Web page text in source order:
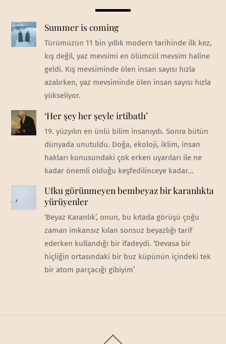
Summer is coming
Türümüzün 11 bin yıllık modern tarihinde ilk kez,
kış değil, yaz mevsimi en ölümcül mevsim haline
geldi. Kış mevsiminde ölen insan sayısı hızla
azalırken, yaz mevsiminde ölen insan sayısı hızla
yükseliyor.
‘Her şey her şeyle irtibatlı’
19. yüzyılın en ünlü bilim insanıydı. Sonra bütün
dünyada unutuldu. Doğa, ekoloji, iklim, insan
hakları konusundaki çok erken uyarıları ile ne
kadar önemli olduğu keşfedilinceye kadar...
Ufku görünmeyen bembeyaz bir karanlıkta
yürüyenler
‘Beyaz Karanlık’, onun, bu kıtada görüşü çoğu
zaman imkansız kılan sonsuz beyazlığı tarif
ederken kullandığı bir ifadeydi. ‘Devasa bir
hiçliğin ortasındaki bir buz küpünün içindeki tek
bir atom parçacığı gibiyim’